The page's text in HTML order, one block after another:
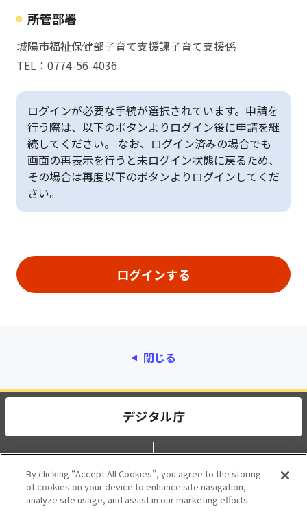
所管部署
城陽市福祉保健部子育て支援課子育て支援係
TEL：0774-56-4036
ログインが必要な手続が選択されています。申請を
行う際は、以下のボタンよりログイン後に申請を継
続してください。 なお、ログイン済みの場合でも
画面の再表示を行うと未ログイン状態に戻るため、
その場合は再度以下のボタンよりログインしてくだ
さい。
閉じる
動作環境 個人情報保護
利用規約 アクセシビリティ
By clicking “Accept All Cookies”, you agree to the storing
of cookies on your device to enhance site navigation,
analyze site usage, and assist in our marketing efforts.